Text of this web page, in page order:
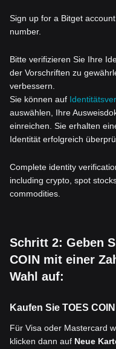
Sign up for a Bitget
number.
Bitte verifizieren Sie Ihre
der Vorschriften zu
verbessern.
Sie können auf
auswählen, Ihre
einreichen. Sie erhalten
Identität erfolgreich
Complete identity
including crypto, spot
commodities.
Schritt 2: Geben
COIN mit einer
Wahl auf:
Kaufen Sie TOES
Für Visa oder Mastercard
klicken dann auf Neue